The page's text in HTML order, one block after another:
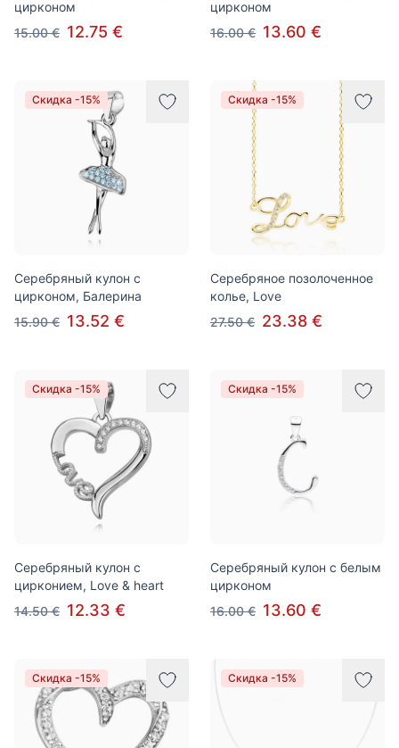
цирконом
15.00 € 12.75 €
цирконом
16.00 € 13.60 €
Скидка -15%
Серебряный кулон с
цирконом, Балерина
15.90 € 13.52 €
Скидка -15%
Серебряное позолоченное
колье, Love
27.50 € 23.38 €
Скидка -15%
Серебряный кулон с
цирконием, Love & heart
14.50 € 12.33 €
Скидка -15%
Серебряный кулон с белым
цирконом
16.00 € 13.60 €
Скидка -15% Скидка -15%